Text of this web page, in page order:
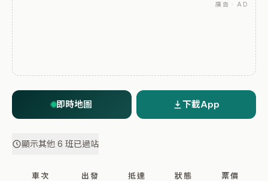
廣告 · AD
即時地圖 下載App
顯示其他 6 班已過站
車次 出發 抵達 狀態 票價